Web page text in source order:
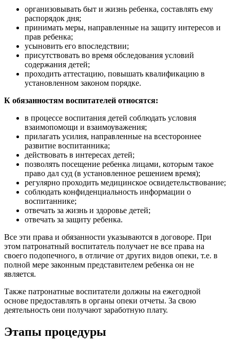
организовывать быт и жизнь ребенка, составлять ему
распорядок дня;
принимать меры, направленные на защиту интересов и
прав ребенка;
усыновить его впоследствии;
присутствовать во время обследования условий
содержания детей;
проходить аттестацию, повышать квалификацию в
установленном законом порядке.
К обязанностям воспитателей относятся:
в процессе воспитания детей соблюдать условия
взаимопомощи и взаимоуважения;
прилагать усилия, направленные на всестороннее
развитие воспитанника;
действовать в интересах детей;
позволять посещение ребенка лицами, которым такое
право дал суд (в установленное решением время);
регулярно проходить медицинское освидетельствование;
соблюдать конфиденциальность информации о
воспитаннике;
отвечать за жизнь и здоровье детей;
отвечать за защиту ребенка.
Все эти права и обязанности указываются в договоре. При
этом патронатный воспитатель получает не все права на
своего подопечного, в отличие от других видов опеки, т.е. в
полной мере законным представителем ребенка он не
является.
Также патронатные воспитатели должны на ежегодной
основе предоставлять в органы опеки отчеты. За свою
деятельность они получают заработную плату.
Этапы процедуры